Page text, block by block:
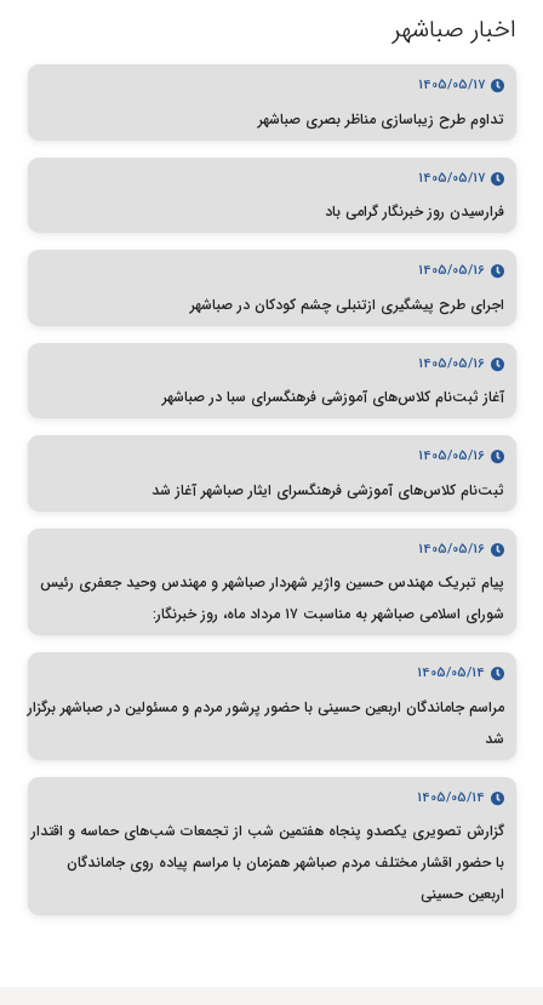
اخبار صباشهر
1405/05/17
تداوم طرح زیباسازی مناظر بصری صباشهر
1405/05/17
فرارسیدن روز خبرنگار گرامی باد
1405/05/16
اجرای طرح پیشگیری ازتنبلی چشم کودکان در صباشهر
1405/05/16
آغاز ثبت‌نام کلاس‌های آموزشی فرهنگسرای سبا در صباشهر
1405/05/16
ثبت‌نام کلاس‌های آموزشی فرهنگسرای ایثار صباشهر آغاز شد
1405/05/16
پیام تبریک مهندس حسین واژیر شهردار صباشهر و مهندس وحید جعفری رئیس
شورای اسلامی صباشهر به مناسبت ۱۷ مرداد ماه، روز خبرنگار:
1405/05/14
مراسم جاماندگان اربعین حسینی با حضور پرشور مردم و مسئولین در صباشهر برگزار
شد
1405/05/14
گزارش تصویری یکصدو پنجاه هفتمین شب از تجمعات شب‌های حماسه و اقتدار
با حضور اقشار مختلف مردم صباشهر همزمان با مراسم پیاده روی جاماندگان
اربعین حسینی